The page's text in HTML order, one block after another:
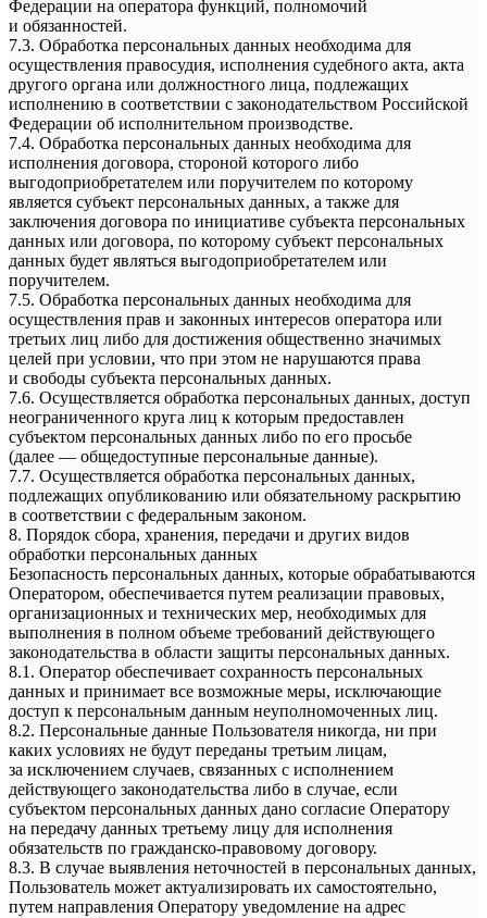
Федерации на оператора функций, полномочий
и обязанностей.
7.3. Обработка персональных данных необходима для
осуществления правосудия, исполнения судебного акта, акта
другого органа или должностного лица, подлежащих
исполнению в соответствии с законодательством Российской
Федерации об исполнительном производстве.
7.4. Обработка персональных данных необходима для
исполнения договора, стороной которого либо
выгодоприобретателем или поручителем по которому
является субъект персональных данных, а также для
заключения договора по инициативе субъекта персональных
данных или договора, по которому субъект персональных
данных будет являться выгодоприобретателем или
поручителем.
7.5. Обработка персональных данных необходима для
осуществления прав и законных интересов оператора или
третьих лиц либо для достижения общественно значимых
целей при условии, что при этом не нарушаются права
и свободы субъекта персональных данных.
7.6. Осуществляется обработка персональных данных, доступ
неограниченного круга лиц к которым предоставлен
субъектом персональных данных либо по его просьбе
(далее — общедоступные персональные данные).
7.7. Осуществляется обработка персональных данных,
подлежащих опубликованию или обязательному раскрытию
в соответствии с федеральным законом.
8. Порядок сбора, хранения, передачи и других видов
обработки персональных данных
Безопасность персональных данных, которые обрабатываются
Оператором, обеспечивается путем реализации правовых,
организационных и технических мер, необходимых для
выполнения в полном объеме требований действующего
законодательства в области защиты персональных данных.
8.1. Оператор обеспечивает сохранность персональных
данных и принимает все возможные меры, исключающие
доступ к персональным данным неуполномоченных лиц.
8.2. Персональные данные Пользователя никогда, ни при
каких условиях не будут переданы третьим лицам,
за исключением случаев, связанных с исполнением
действующего законодательства либо в случае, если
субъектом персональных данных дано согласие Оператору
на передачу данных третьему лицу для исполнения
обязательств по гражданско-правовому договору.
8.3. В случае выявления неточностей в персональных данных,
Пользователь может актуализировать их самостоятельно,
путем направления Оператору уведомление на адрес